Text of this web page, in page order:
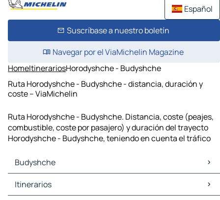
Español
Suscríbase a nuestro boletín
Navegar por el ViaMichelin Magazine
HomeItinerariosHorodyshche - Budyshche
Ruta Horodyshche - Budyshche - distancia, duración y
coste – ViaMichelin
Ruta Horodyshche - Budyshche. Distancia, coste (peajes,
combustible, coste por pasajero) y duración del trayecto
Horodyshche - Budyshche, teniendo en cuenta el tráfico
Budyshche
Budyshche Mapas Planos
Budyshche Trafico
Itinerarios